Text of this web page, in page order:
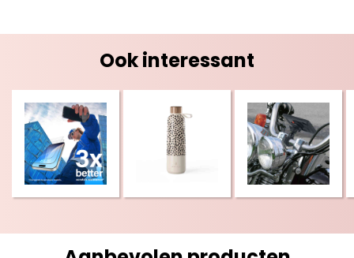
Ook interessant